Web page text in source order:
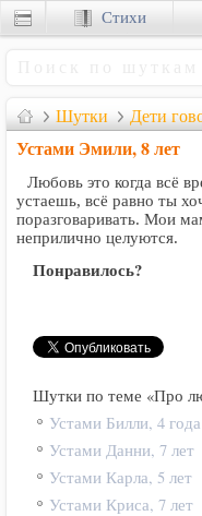
Шутки Дети
Устами Эмили, 8 лет
Любовь это когда всё
устаешь, всё равно ты
поразговаривать. Мои
неприлично целуются.
Понравилось?
Шутки по теме «Про
Устами Билли, 4 года
Устами Данни, 7 лет
Устами Карла, 5 лет
Устами Криса, 7 лет
Стихи